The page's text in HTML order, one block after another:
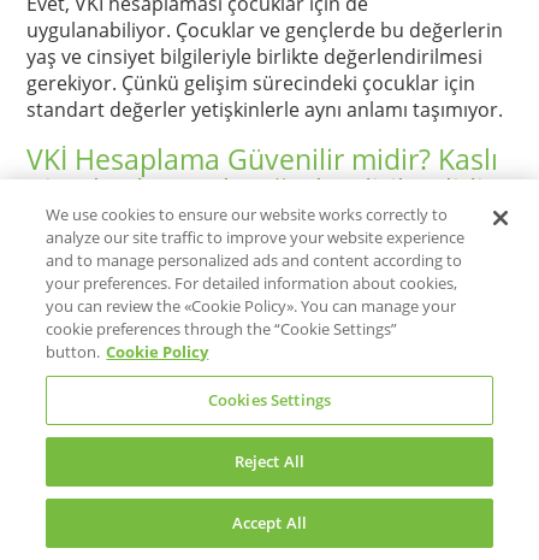
uygulanabiliyor. Çocuklar ve gençlerde bu değerlerin
yaş ve cinsiyet bilgileriyle birlikte değerlendirilmesi
gerekiyor. Çünkü gelişim sürecindeki çocuklar için
standart değerler yetişkinlerle aynı anlamı taşımıyor.
VKİ Hesaplama Güvenilir midir? Kaslı
Bireylerde Nasıl Değerlendirilmelidir?
VKİ, çoğu durumda güvenilir ve yaygın kullanılan bir
ölçüt olarak kabul ediliyor. Ancak tıbbi araştırma
kurumu National Institutes of Health’inVKİ
hesaplamasınagöre bu değerlerde kas kütlesi, kemik
yoğunluğu veya vücut kompozisyonu gibi etkenler
hesaba katılmıyor. Dolayısıyla kas kütlesi fazla olan
bireylerde vücut kitle indeksi yağ oranını tam olarak
yansıtmayabiliyor. Kaslı bireyler için ideal
İdeal Kilo Nedir ve Nasıl Belirlenir?
We use cookies to ensure our website works correctly to
analyze our site traffic to improve your website experience
and to manage personalized ads and content according to
your preferences. For detailed information about cookies,
you can review the «Cookie Policy». You can manage your
cookie preferences through the “Cookie Settings”
button. Cookie Policy
Cookies Settings
Reject All
Accept All